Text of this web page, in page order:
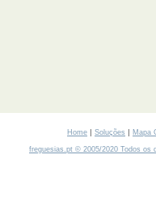
Home | Soluções | Mapa
freguesias.pt © 2005/2020 Todos os